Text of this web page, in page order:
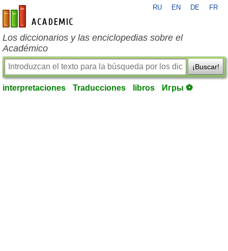
es-academic.com
RU EN DE FR
Los diccionarios y las enciclopedias sobre el
Académico
¡Buscar!
interpretaciones Traducciones libros Игры ⚽